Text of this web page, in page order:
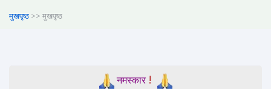
मुखपृष्ठ >> मुखपृष्ठ
नमस्कार!